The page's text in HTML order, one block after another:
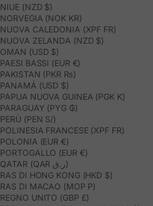
NIUE (NZD $)
NORVEGIA (NOK KR)
NUOVA CALEDONIA (XPF FR)
NUOVA ZELANDA (NZD $)
OMAN (USD $)
PAESI BASSI (EUR €)
PAKISTAN (PKR ₨)
PANAMÁ (USD $)
PAPUA NUOVA GUINEA (PGK K)
PARAGUAY (PYG ₲)
PERÙ (PEN S/)
POLINESIA FRANCESE (XPF FR)
POLONIA (EUR €)
PORTOGALLO (EUR €)
QATAR (QAR ر.ق)
RAS DI HONG KONG (HKD $)
RAS DI MACAO (MOP P)
REGNO UNITO (GBP £)